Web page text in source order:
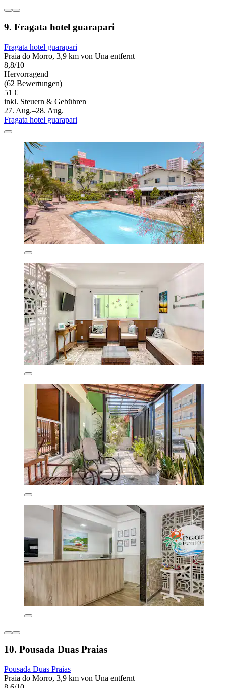
9. Fragata hotel guarapari
Fragata hotel guarapari
Praia do Morro, 3,9 km von Una entfernt
8,8/10
Hervorragend
(62 Bewertungen)
51 €
inkl. Steuern & Gebühren
27. Aug.–28. Aug.
Fragata hotel guarapari
10. Pousada Duas Praias
Pousada Duas Praias
Praia do Morro, 3,9 km von Una entfernt